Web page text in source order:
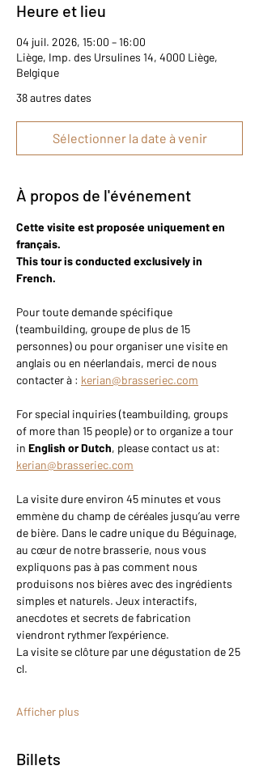
Heure et lieu
04 juil. 2026, 15:00 – 16:00
Liège, Imp. des Ursulines 14, 4000 Liège,
Belgique
38 autres dates
Sélectionner la date à venir
À propos de l'événement
Cette visite est proposée uniquement en
français.
This tour is conducted exclusively in
French.
Pour toute demande spécifique
(teambuilding, groupe de plus de 15
personnes) ou pour organiser une visite en
anglais ou en néerlandais, merci de nous
contacter à : kerian@brasseriec.com
For special inquiries (teambuilding, groups
of more than 15 people) or to organize a tour
in English or Dutch, please contact us at:
kerian@brasseriec.com
La visite dure environ 45 minutes et vous
emmène du champ de céréales jusqu’au verre
de bière. Dans le cadre unique du Béguinage,
au cœur de notre brasserie, nous vous
expliquons pas à pas comment nous
produisons nos bières avec des ingrédients
simples et naturels. Jeux interactifs,
anecdotes et secrets de fabrication
viendront rythmer l’expérience.
La visite se clôture par une dégustation de 25
cl.
Afficher plus
Billets